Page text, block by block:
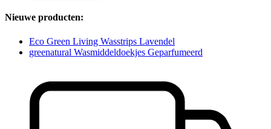
Nieuwe producten:
Eco Green Living Wasstrips Lavendel
greenatural Wasmiddeldoekjes Geparfumeerd